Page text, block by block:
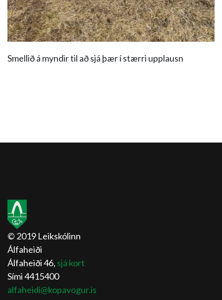
Smellið á myndir til að sjá þær í stærri upplausn
© 2019 Leikskólinn
Álfaheiði
Álfaheiði 46, sjá kort
Sími 4415400
alfaheidi@kopavogur.is